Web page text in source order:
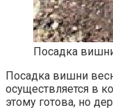
Посадка
Посадка вишни
осуществляется в
этому готова, но